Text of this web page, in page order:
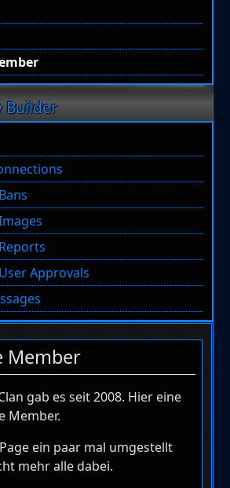
Builder
Approvals
Member
gab es seit 2008. Hier eine
Member.
ein paar mal umgestellt
mehr alle dabei.